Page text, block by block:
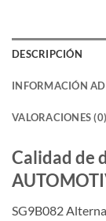
DESCRIPCIÓN
INFORMACIÓN
VALORACIONES (0)
Calidad de
SG9B082